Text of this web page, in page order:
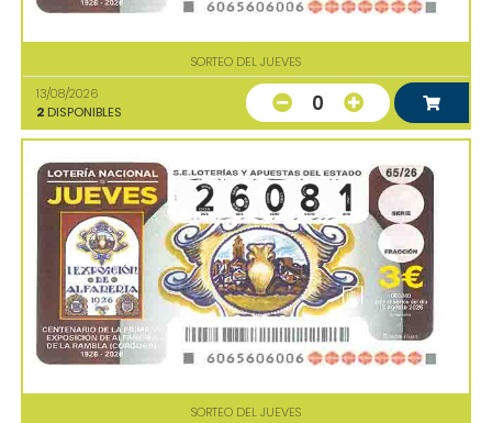
SORTEO DEL JUEVES
13/08/2026
2 DISPONIBLES 0
SORTEO DEL JUEVES